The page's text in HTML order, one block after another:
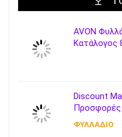
AVON
Κατάλογος
Discount
Προσφορές
ΦΥΛΛΑΔΙΟ